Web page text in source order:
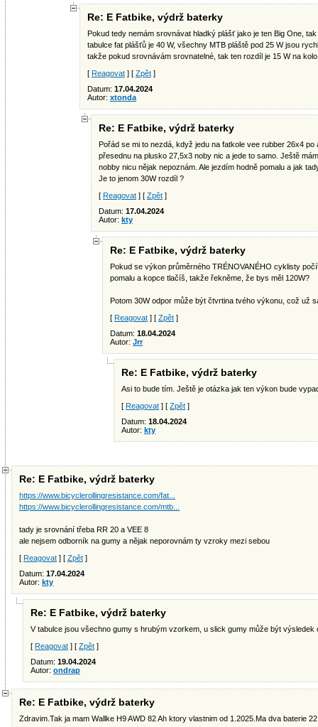
Re: E Fatbike, výdrž baterky
Pokud tedy nemám srovnávat hladký plášť jako je ten Big One,
tabulce fat plášťů je 40 W, všechny MTB pláště pod 25 W jsou
takže pokud srovnávám srovnatelné, tak ten rozdíl je 15 W na
[ Reagovat ] [ Zpět ]
Datum: 17.04.2024
Autor: xtonda
Re: E Fatbike, výdrž baterky
Pořád se mi to nezdá, když jedu na fatkole vee rubber 26x4
přesednu na plusko 27,5x3 noby nic a jede to samo. Ještě
nobby nicu nějak nepoznám. Ale jezdím hodně pomalu a jak
Je to jenom 30W rozdíl ?
[ Reagovat ] [ Zpět ]
Datum: 17.04.2024
Autor: kty
Re: E Fatbike, výdrž baterky
Pokud se výkon průměrného TRÉNOVANÉHO cyklisty
pomalu a kopce tlačíš, takže řekněme, že bys měl 120W?
Potom 30W odpor může být čtvrtina tvého výkonu, což už
[ Reagovat ] [ Zpět ]
Datum: 18.04.2024
Autor: Jrr
Re: E Fatbike, výdrž baterky
Asi to bude tím. Ještě je otázka jak ten výkon bude
[ Reagovat ] [ Zpět ]
Datum: 18.04.2024
Autor: kty
Re: E Fatbike, výdrž baterky
https://www.bicyclerollingresistance.com/fat...
https://www.bicyclerollingresistance.com/mtb...
tady je srovnání třeba RR 20 a VEE 8
ale nejsem odborník na gumy a nějak neporovnám ty vzroky mezi sebou
[ Reagovat ] [ Zpět ]
Datum: 17.04.2024
Autor: kty
Re: E Fatbike, výdrž baterky
V tabulce jsou všechno gumy s hrubým vzorkem, u slick gumy může být výsledek
[ Reagovat ] [ Zpět ]
Datum: 19.04.2024
Autor: ondrap
Re: E Fatbike, výdrž baterky
Zdravim.Tak ja mam Wallke H9 AWD 82 Ah ktory vlastnim od 1.2025.Ma dva baterie